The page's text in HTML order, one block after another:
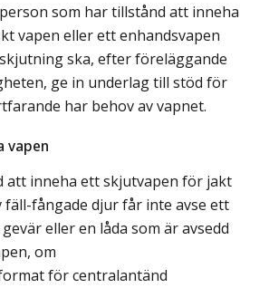
som har tillstånd att inneha
vapen eller ett enhandsvapen
ska, efter föreläggande
ge in underlag till stöd för
har behov av vapnet.
vapen
att inneha ett skjutvapen för jakt
fäll-fångade djur får inte avse ett
eller en låda som är avsedd
om
för centralantänd